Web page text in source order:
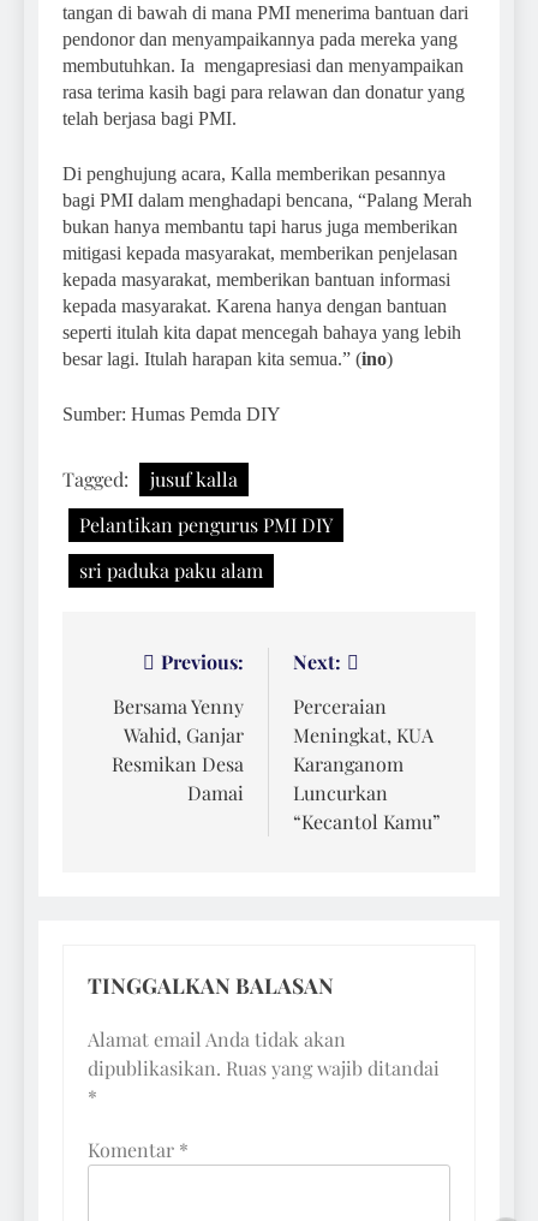
tangan di bawah di mana PMI menerima bantuan dari
pendonor dan menyampaikannya pada mereka yang
membutuhkan. Ia mengapresiasi dan menyampaikan
rasa terima kasih bagi para relawan dan donatur yang
telah berjasa bagi PMI.
Di penghujung acara, Kalla memberikan pesannya
bagi PMI dalam menghadapi bencana, “Palang Merah
bukan hanya membantu tapi harus juga memberikan
mitigasi kepada masyarakat, memberikan penjelasan
kepada masyarakat, memberikan bantuan informasi
kepada masyarakat. Karena hanya dengan bantuan
seperti itulah kita dapat mencegah bahaya yang lebih
besar lagi. Itulah harapan kita semua.” (ino)
Sumber: Humas Pemda DIY
Tagged:
jusuf kalla
Pelantikan pengurus PMI DIY
sri paduka paku alam
Navigasi
pos
Previous:
Bersama Yenny
Wahid, Ganjar
Resmikan Desa
Damai
Next:
Perceraian
Meningkat, KUA
Karanganom
Luncurkan
“Kecantol Kamu”
TINGGALKAN BALASAN
Alamat email Anda tidak akan
dipublikasikan. Ruas yang wajib ditandai
*
Komentar *